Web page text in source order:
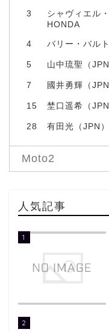
3
シャヴィエル
HONDA
4 バリー・バル
5 山中琉聖（
7 國井勇輝（
15 埜口遥希（
28 有田光（JPN
Moto2
人気記事
1
2